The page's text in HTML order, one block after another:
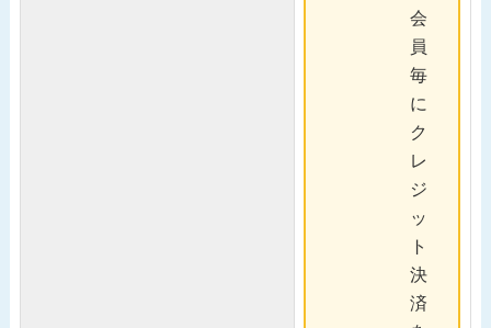
会
員
毎
に
ク
レ
ジ
ッ
ト
決
済